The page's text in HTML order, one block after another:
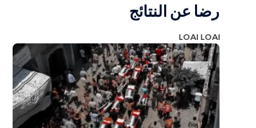
رضا عن النتائج
LOAI LOAI